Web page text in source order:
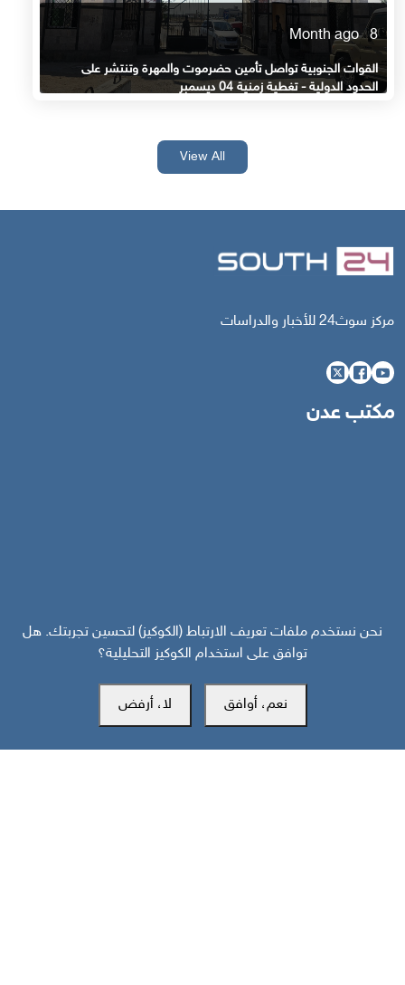
8 Month ago
القوات الجنوبية تواصل تأمين حضرموت والمهرة وتنتشر على
الحدود الدولية - تغطية زمنية 04 ديسمبر
View All
مركز سوث24 للأخبار والدراسات
مكتب عدن
المكتب الرئيسي
نحن نستخدم ملفات تعريف الارتباط (الكوكيز) لتحسين تجربتك. هل
توافق على استخدام الكوكيز التحليلية؟
نعم، أوافق لا، أرفض